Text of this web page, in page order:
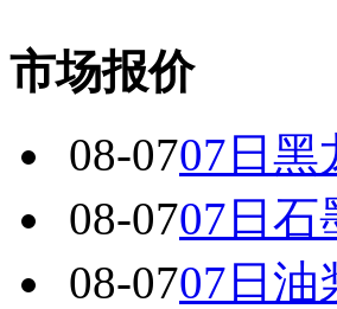
市场报价
08-0707日黑
08-0707日石
08-0707日油